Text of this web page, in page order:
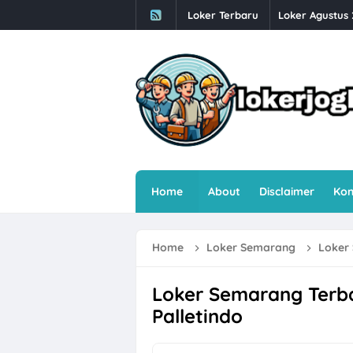
Loker Terbaru Loker Agustus
Loker
Loker Pabrik
Loker Digital
Loker
Loker
Home About Disclaimer
Home Loker Semarang Loker
Loker Semarang
Palletindo